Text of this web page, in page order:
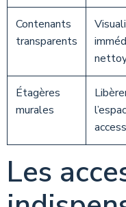
Contenants
transparents
Étagères
murales
Les